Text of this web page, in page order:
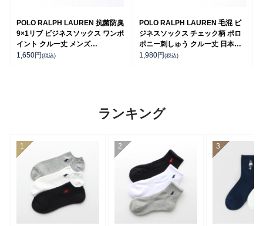
POLO RALPH LAUREN 抗菌防臭
9×1リブ ビジネスソックス ワンポ
イント クルー丈 メンズ
02042030
1,650円(税込)
POLO RALPH LAUREN 毛混 ビ
ジネスソックス チェック柄 ポロ
ポニー刺しゅう クルー丈 日本製
メンズ 02045505
1,980円(税込)
ランキング